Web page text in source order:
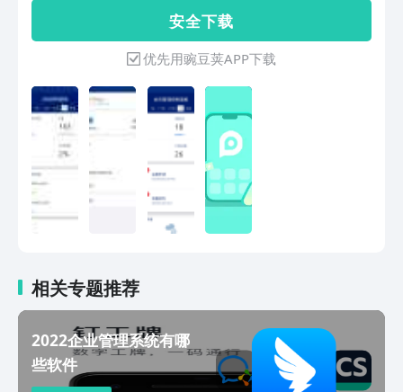
* 发送通知* 会员状态分析
安 全 下 载
优先用豌豆荚APP下载
相关专题推荐
2022企业管理系统有哪
些软件